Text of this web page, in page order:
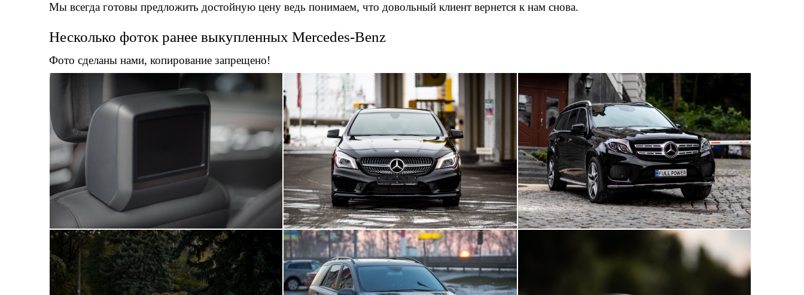
Мы всегда готовы предложить достойную цену ведь понимаем, что довольный клиент вернется к нам снова.
Несколько фоток ранее выкупленных Mercedes-Benz
Фото сделаны нами, копирование запрещено!